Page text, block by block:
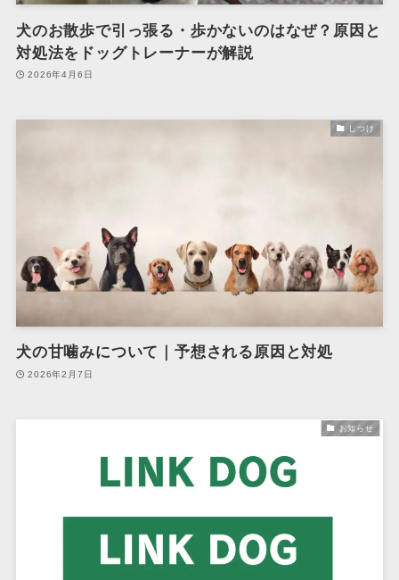
犬のお散歩で引っ張る・歩かないのはなぜ？原因と
対処法をドッグトレーナーが解説
2026年4月6日
しつけ
犬の甘噛みについて｜予想される原因と対処
2026年2月7日
お知らせ